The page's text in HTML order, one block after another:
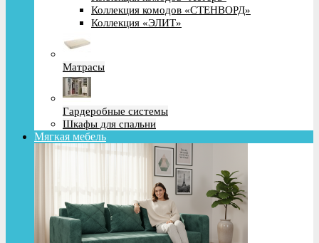
Коллекция комодов «СТЕНВОРД»
Коллекция «ЭЛИТ»
Матрасы
Гардеробные системы
Шкафы для спальни
Мягкая мебель